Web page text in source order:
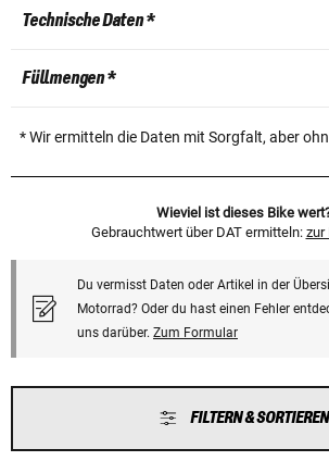
Technische Daten *
Füllmengen *
* Wir ermitteln die Daten mit Sorgfalt, aber
Wieviel ist dieses Bike
Gebrauchtwert über DAT ermitteln: zur
Du vermisst Daten oder Artikel in der
Motorrad? Oder du hast einen Fehler
uns darüber. Zum Formular
FILTERN & SORTIEREN